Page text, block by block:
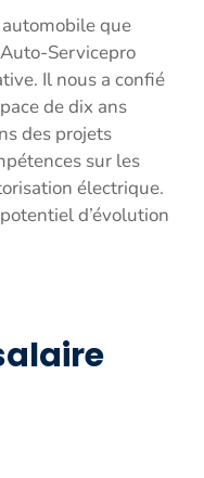
automobile que
Servicepro
Il nous a confié
de dix ans
des projets
sur les
électrique.
d’évolution